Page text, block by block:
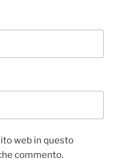
web in questo
commento.